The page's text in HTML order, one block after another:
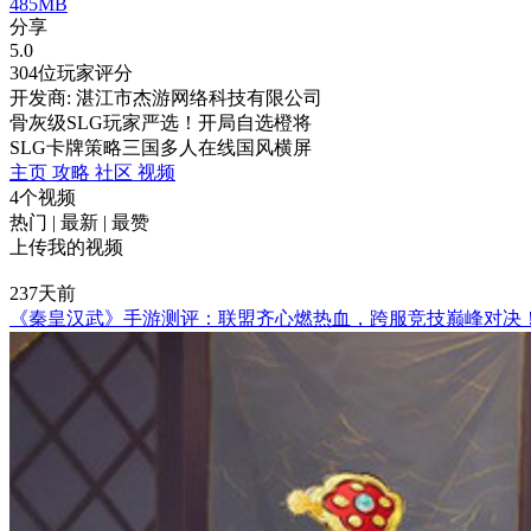
分享
5.0
304位玩家评分
开发商: 湛江市杰游网络科技有限公司
骨灰级SLG玩家严选！开局自选橙将
SLG卡牌策略三国多人在线国风横屏
主页 攻略 社区 视频
4个视频
热门 | 最新 | 最赞
上传我的视频
237天前
《秦皇汉武》手游测评：联盟齐心燃热血，跨服竞技巅峰对决